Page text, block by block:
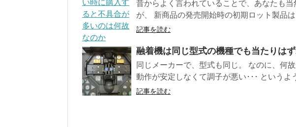
昔からよく言われていることで、あなたも
が、 新商品の発売開始時の初期ロット製品
記事を読む
融着機は同じ型式の機種でも当たりは
同じメーカーで、型式も同じ。 なのに、何
動作が安定しなくて調子が悪い･･･ というよ
記事を読む